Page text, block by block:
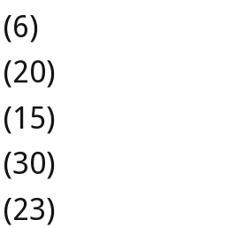
(6)
(20)
(15)
(30)
(23)